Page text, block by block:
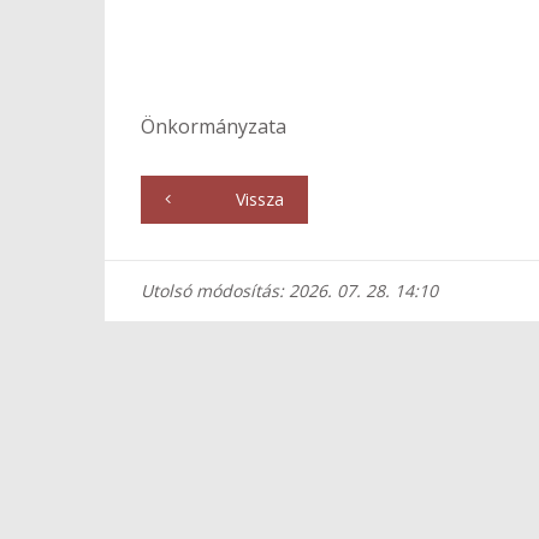
Önkormányzata
Vissza
Utolsó módosítás: 2026. 07. 28. 14:10